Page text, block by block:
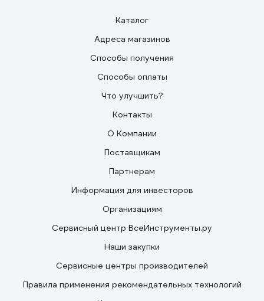
стабильное основание 6. возможность точной
диска относительно подошвы пилы 7. продуманная до
мелочей конструкция пилы. 8. подробная, грамотная
Каталог
Адреса магазинов
Способы получения
Способы оплаты
Что улучшить?
Контакты
О Компании
Поставщикам
Партнерам
Информация для инвесторов
Организациям
Сервисный центр ВсеИнструменты.ру
Наши закупки
Сервисные центры производителей
Правила применения рекомендательных технологий